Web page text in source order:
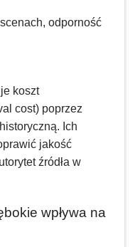
odporność
koszt
cost) poprzez
Ich
jakość
źródła w
wpływa na